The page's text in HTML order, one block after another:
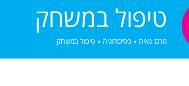
טיפול במשחק
מרכז גאיה » פסיכולוגיה » טיפול במשחק